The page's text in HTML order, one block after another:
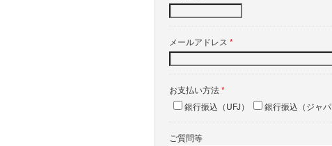
メールアドレス *
お支払い方法*
銀行振込（UFJ）
銀行振込（ジャ
ご質問等